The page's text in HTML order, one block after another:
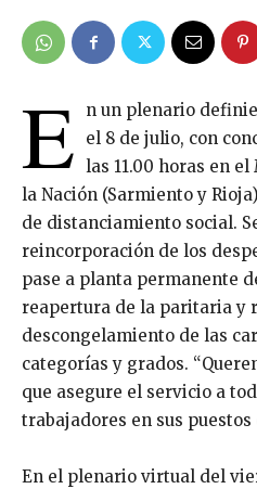
E
n un plenario
el 8 de julio, con
las 11.00 horas en
la Nación (Sarmiento y
de distanciamiento social.
reincorporación de los
pase a planta permanente
reapertura de la paritaria y
descongelamiento de las
categorías y grados.
que asegure el servicio a
trabajadores en sus
En el plenario virtual del